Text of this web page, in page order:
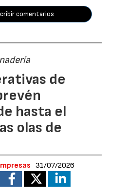
comentarios
de
hasta el
olas de
31/07/2026